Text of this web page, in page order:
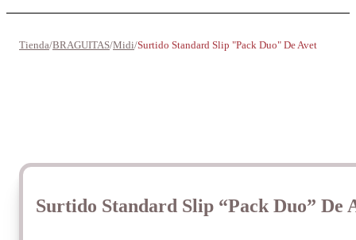
Tienda/BRAGUITAS/Midi/Surtido Standard Slip "Pack Duo" De Avet
Surtido Standard Slip “Pack Duo” De